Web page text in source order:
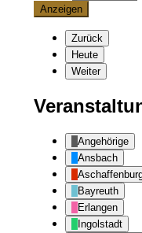
Zurück
Heute
Weiter
Angehörige
Ansbach
Bayreuth
Erlangen
Ingolstadt